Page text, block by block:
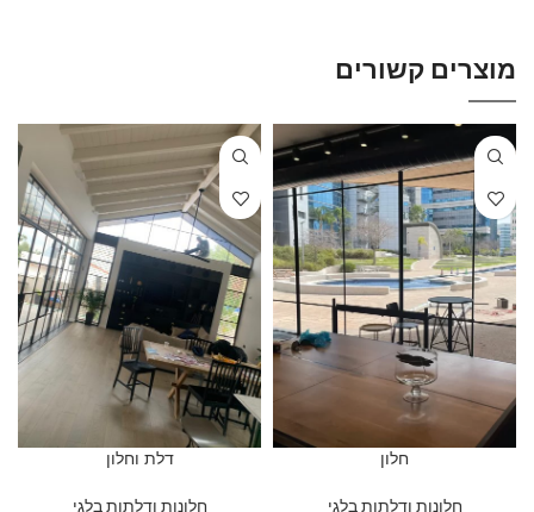
מוצרים קשורים
חלון
חלונות ודלתות בלגי
דלת וחלון
חלונות ודלתות בלגי